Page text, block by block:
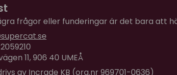
frågor eller funderingar är det bara att
11, 906 40 UMEÅ
av Incrade KB (org.nr 969701-0636)